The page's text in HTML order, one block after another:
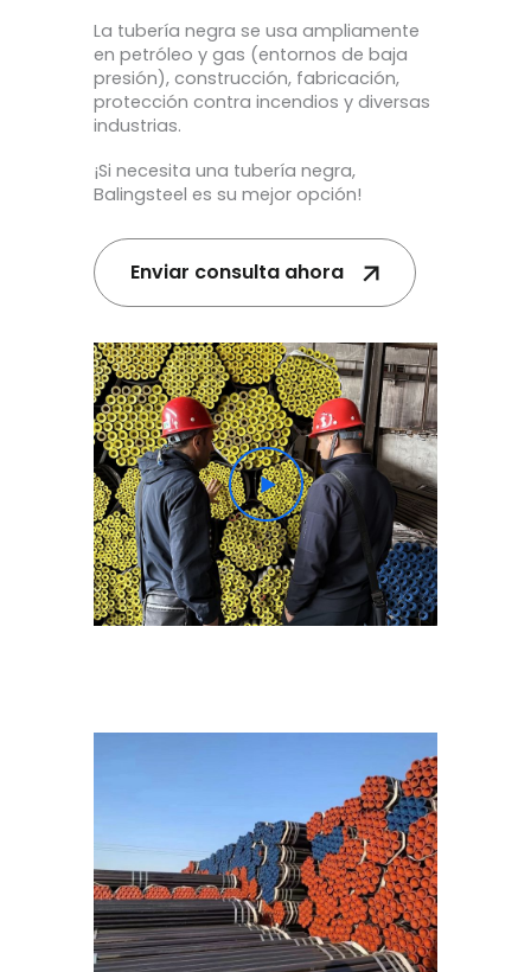
La tubería negra se usa ampliamente
en petróleo y gas (entornos de baja
presión), construcción, fabricación,
protección contra incendios y diversas
industrias.
¡Si necesita una tubería negra,
Balingsteel es su mejor opción!
Enviar consulta ahora